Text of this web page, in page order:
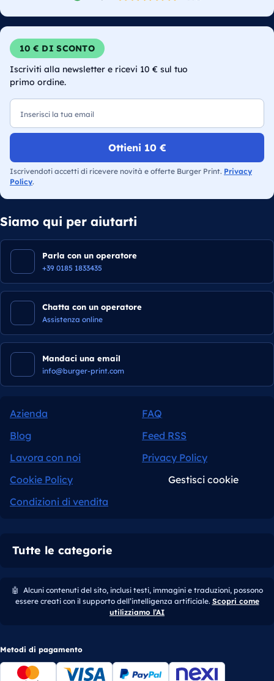
10 € DI SCONTO
Iscriviti alla newsletter e ricevi 10 € sul tuo
primo ordine.
Ottieni 10 €
Iscrivendoti accetti di ricevere novità e offerte Burger Print. Privacy
Policy.
Siamo qui per aiutarti
Parla con un operatore
+39 0185 1833435
Chatta con un operatore
Assistenza online
Mandaci una email
info@burger-print.com
Azienda
FAQ
Blog
Feed RSS
Lavora con noi
Privacy Policy
Cookie Policy
Gestisci cookie
Condizioni di vendita
Tutte le categorie
🤖 Alcuni contenuti del sito, inclusi testi, immagini e traduzioni, possono
essere creati con il supporto dell’intelligenza artificiale. Scopri come
utilizziamo l’AI
Metodi di pagamento